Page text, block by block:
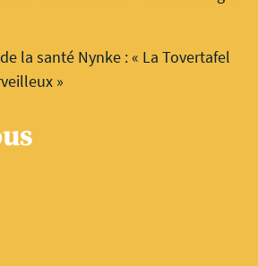
la santé Nynke : « La Tovertafel
»